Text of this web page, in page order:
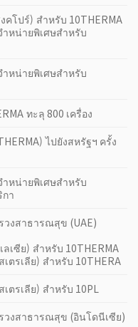
คโปร์) สำหรับ 10THERMA
หน่ายพิเศษสำหรับ
หน่ายพิเศษสำหรับ
ทะลุ 800 เครื่อง
ไปยังสหรัฐฯ ครั้ง
หน่ายพิเศษสำหรับ
า
วงสาธารณสุข (UAE)
ลเซีย) สำหรับ 10THERMA
ตรเลีย) สำหรับ 10THERA
ตรเลีย) สำหรับ 10PL
วงสาธารณสุข (อินโดนีเซีย)